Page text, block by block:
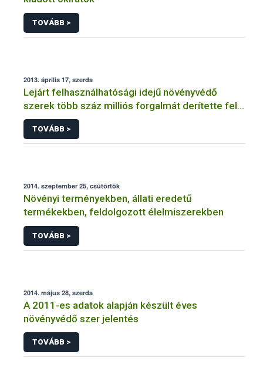
TOVÁBB >
2013. április 17, szerda
Lejárt felhasználhatósági idejű növényvédő
szerek több száz milliós forgalmát derítette fel a
NÉBIH
TOVÁBB >
2014. szeptember 25, csütörtök
Növényi terményekben, állati eredetű
termékekben, feldolgozott élelmiszerekben
TOVÁBB >
2014. május 28, szerda
A 2011-es adatok alapján készült éves
növényvédő szer jelentés
TOVÁBB >